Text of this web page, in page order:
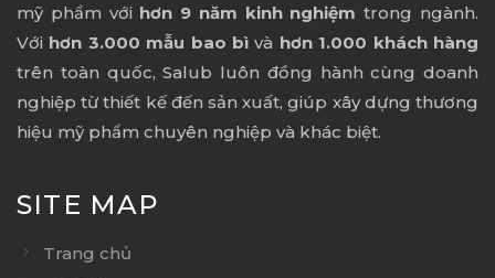
mỹ phẩm với hơn 9 năm kinh nghiệm trong ngành.
Với hơn 3.000 mẫu bao bì và hơn 1.000 khách hàng
trên toàn quốc, Salub luôn đồng hành cùng doanh
nghiệp từ thiết kế đến sản xuất, giúp xây dựng thương
hiệu mỹ phẩm chuyên nghiệp và khác biệt.
SITE MAP
Trang chủ